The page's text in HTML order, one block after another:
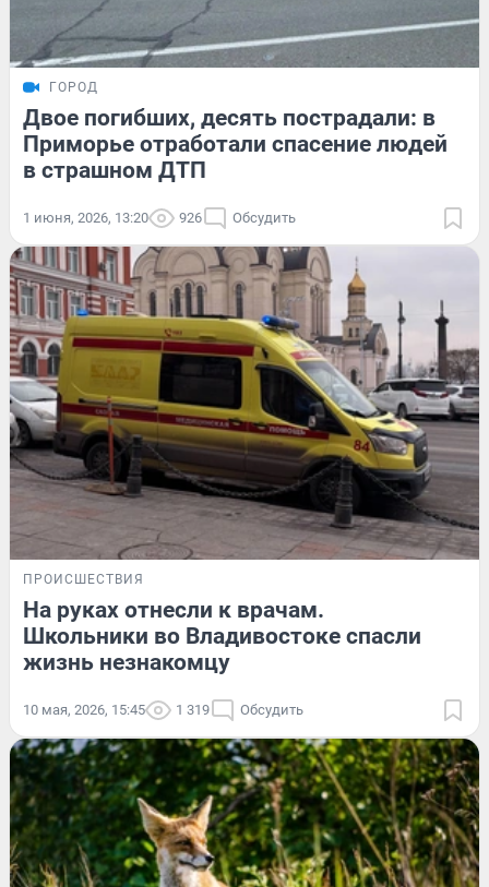
ГОРОД
Двое погибших, десять пострадали: в
Приморье отработали спасение людей
в страшном ДТП
1 июня, 2026, 13:20 926 Обсудить
ПРОИСШЕСТВИЯ
На руках отнесли к врачам.
Школьники во Владивостоке спасли
жизнь незнакомцу
10 мая, 2026, 15:45 1 319 Обсудить